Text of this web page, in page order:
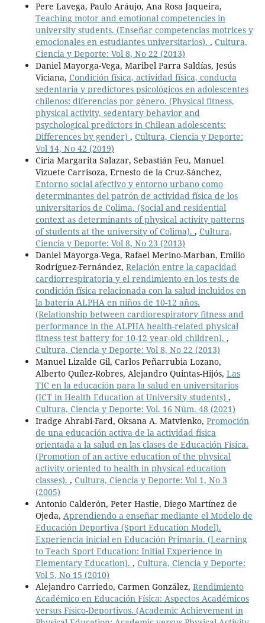
Pere Lavega, Paulo Aráujo, Ana Rosa Jaqueira,
Teaching motor and emotional competencies in
university students. (Enseñar competencias motrices y
emocionales en estudiantes universitarios). , Cultura,
Ciencia y Deporte: Vol 8, No 22 (2013)
Daniel Mayorga-Vega, Maribel Parra Saldías, Jesús
Viciana, Condición física, actividad física, conducta
sedentaria y predictores psicológicos en adolescentes
chilenos: diferencias por género. (Physical fitness,
physical activity, sedentary behavior and
psychological predictors in Chilean adolescents:
Differences by gender) , Cultura, Ciencia y Deporte:
Vol 14, No 42 (2019)
Ciria Margarita Salazar, Sebastián Feu, Manuel
Vizuete Carrisoza, Ernesto de la Cruz-Sánchez,
Entorno social afectivo y entorno urbano como
determinantes del patrón de actividad física de los
universitarios de Colima. (Social and residential
context as determinants of physical activity patterns
of students at the university of Colima). , Cultura,
Ciencia y Deporte: Vol 8, No 23 (2013)
Daniel Mayorga-Vega, Rafael Merino-Marban, Emilio
Rodríguez-Fernández, Relación entre la capacidad
cardiorrespiratoria y el rendimiento en los tests de
condición física relacionada con la salud incluidos en
la batería ALPHA en niños de 10-12 años.
(Relationship between cardiorespiratory fitness and
performance in the ALPHA health-related physical
fitness test battery for 10-12 year-old children). ,
Cultura, Ciencia y Deporte: Vol 8, No 22 (2013)
Manuel Lizalde Gil, Carlos Peñarrubia Lozano,
Alberto Quílez-Robres, Alejandro Quintas-Hijós, Las
TIC en la educación para la salud en universitarios
(ICT in Health Education at University students) ,
Cultura, Ciencia y Deporte: Vol. 16 Núm. 48 (2021)
Iradge Ahrabi-Fard, Oksana A. Matvienko, Promoción
de una educación activa de la actividad física
orientada a la salud en las clases de Educación Física.
(Promotion of an active education of the physical
activity oriented to health in physical education
classes). , Cultura, Ciencia y Deporte: Vol 1, No 3
(2005)
Antonio Calderón, Peter Hastie, Diego Martínez de
Ojeda, Aprendiendo a enseñar mediante el Modelo de
Educación Deportiva (Sport Education Model).
Experiencia inicial en Educación Primaria. (Learning
to Teach Sport Education: Initial Experience in
Elementary Education). , Cultura, Ciencia y Deporte:
Vol 5, No 15 (2010)
Alejandro Carriedo, Carmen González, Rendimiento
Académico en Educación Física: Aspectos Académicos
versus Físico-Deportivos. (Academic Achievement in